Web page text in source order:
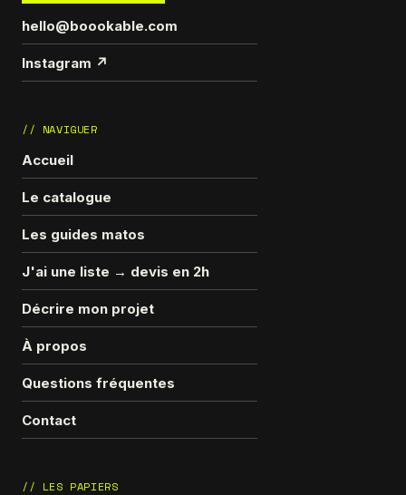
hello@boookable.com
Instagram ↗
// NAVIGUER
Accueil
Le catalogue
Les guides matos
J'ai une liste → devis en 2h
Décrire mon projet
À propos
Questions fréquentes
Contact
// LES PAPIERS